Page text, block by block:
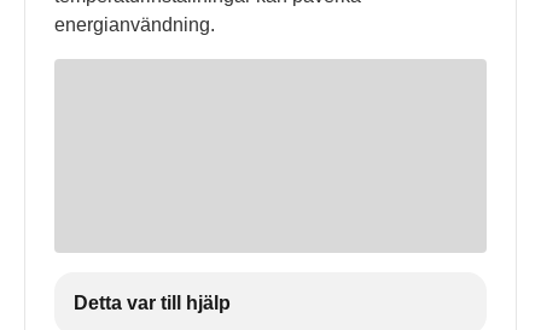
energianvändning.
Detta var till hjälp